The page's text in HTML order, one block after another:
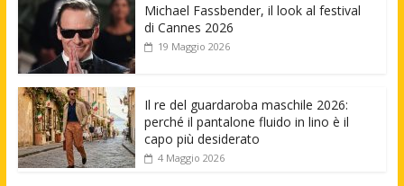
Michael Fassbender, il look al festival
di Cannes 2026
19 Maggio 2026
Il re del guardaroba maschile 2026:
perché il pantalone fluido in lino è il
capo più desiderato
4 Maggio 2026